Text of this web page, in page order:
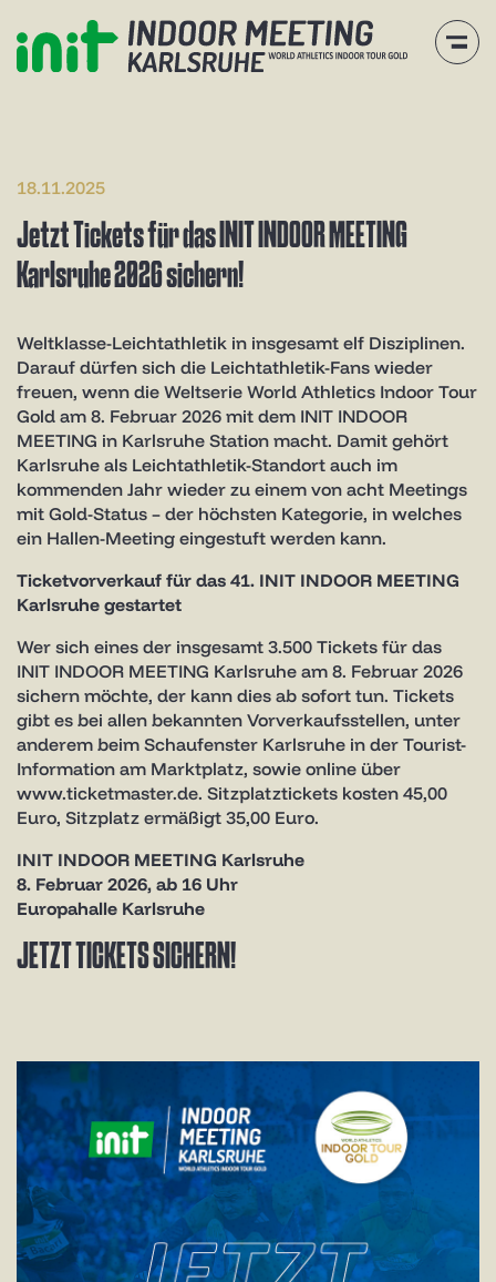
18.11.2025
Jetzt Tickets für das INIT INDOOR MEETING
Karlsruhe 2026 sichern!
Weltklasse-Leichtathletik in insgesamt elf Disziplinen.
Darauf dürfen sich die Leichtathletik-Fans wieder
freuen, wenn die Weltserie World Athletics Indoor Tour
Gold am 8. Februar 2026 mit dem INIT INDOOR
MEETING in Karlsruhe Station macht. Damit gehört
Karlsruhe als Leichtathletik-Standort auch im
kommenden Jahr wieder zu einem von acht Meetings
mit Gold-Status – der höchsten Kategorie, in welches
ein Hallen-Meeting eingestuft werden kann.
Ticketvorverkauf für das 41. INIT INDOOR MEETING
Karlsruhe gestartet
Wer sich eines der insgesamt 3.500 Tickets für das
INIT INDOOR MEETING Karlsruhe am 8. Februar 2026
sichern möchte, der kann dies ab sofort tun. Tickets
gibt es bei allen bekannten Vorverkaufsstellen, unter
anderem beim Schaufenster Karlsruhe in der Tourist-
Information am Marktplatz, sowie online über
www.ticketmaster.de. Sitzplatztickets kosten 45,00
Euro, Sitzplatz ermäßigt 35,00 Euro.
INIT INDOOR MEETING Karlsruhe
8. Februar 2026, ab 16 Uhr
Europahalle Karlsruhe
JETZT TICKETS SICHERN!